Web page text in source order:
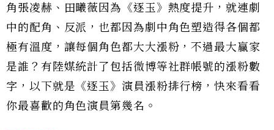
角張凌赫、田曦薇因為《逐玉》熱度提升，就連劇
中的配角、反派，也都因為劇中角色塑造得各個都
極有溫度，讓每個角色都大大漲粉，不過最大贏家
是誰？有陸媒統計了包括微博等社群帳號的漲粉數
字，以下就是《逐玉》演員漲粉排行榜，快來看看
你最喜歡的角色演員第幾名。